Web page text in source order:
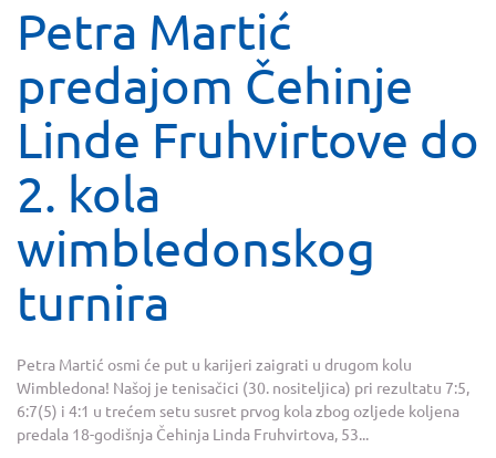
Petra Martić
predajom Čehinje
Linde Fruhvirtove do
2. kola
wimbledonskog
turnira
Petra Martić osmi će put u karijeri zaigrati u drugom kolu
Wimbledona! Našoj je tenisačici (30. nositeljica) pri rezultatu 7:5,
6:7(5) i 4:1 u trećem setu susret prvog kola zbog ozljede koljena
predala 18-godišnja Čehinja Linda Fruhvirtova, 53...